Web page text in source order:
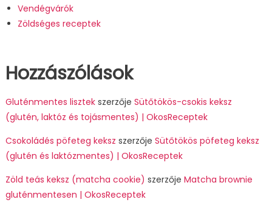
Vendégvárók
Zöldséges receptek
Hozzászólások
Gluténmentes lisztekszerzője Sütőtökös-csokis keksz
(glutén, laktóz és tojásmentes) | OkosReceptek
Csokoládés pöfeteg keksz szerzője Sütőtökös pöfeteg keksz
(glutén és laktózmentes) | OkosReceptek
Zöld teás keksz (matcha cookie) szerzője Matcha brownie
gluténmentesen | OkosReceptek